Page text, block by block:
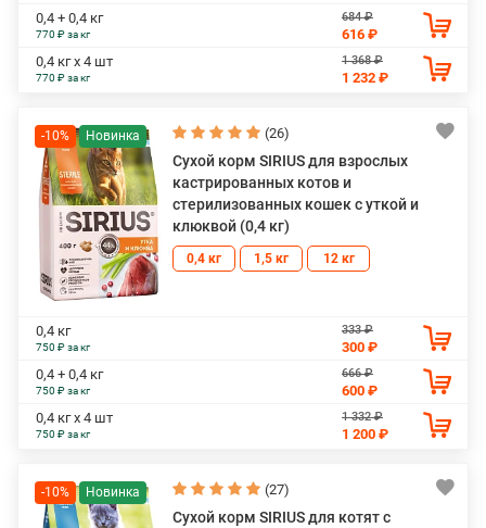
0,4 + 0,4 кг
770 ₽ за кг
684 ₽
616 ₽
0,4 кг х 4 шт
770 ₽ за кг
1 368 ₽
1 232 ₽
-10% (26)
Сухой корм SIRIUS для взрослых
кастрированных котов и
стерилизованных кошек с уткой и
клюквой (0,4 кг)
0,4 кг 1,5 кг 12 кг
0,4 кг
750 ₽ за кг
333 ₽
300 ₽
0,4 + 0,4 кг
750 ₽ за кг
666 ₽
600 ₽
0,4 кг х 4 шт
750 ₽ за кг
1 332 ₽
1 200 ₽
-10% (27)
Сухой корм SIRIUS для котят с